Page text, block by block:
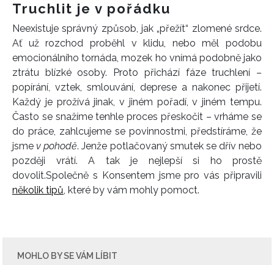
Truchlit je v pořádku
Neexistuje správný způsob, jak „přežít“ zlomené srdce.
Ať už rozchod proběhl v klidu, nebo měl podobu
emocionálního tornáda, mozek ho vnímá podobně jako
ztrátu blízké osoby. Proto přichází fáze truchlení –
popírání, vztek, smlouvání, deprese a nakonec přijetí.
Každý je prožívá jinak, v jiném pořadí, v jiném tempu.
Často se snažíme tenhle proces přeskočit – vrháme se
do práce, zahlcujeme se povinnostmi, předstíráme, že
jsme v pohodě. Jenže potlačovaný smutek se dřív nebo
později vrátí. A tak je nejlepší si ho prostě
dovolit.Společně s Konsentem jsme pro vás připravili
několik tipů, které by vám mohly pomoct.
MOHLO BY SE VÁM LÍBIT